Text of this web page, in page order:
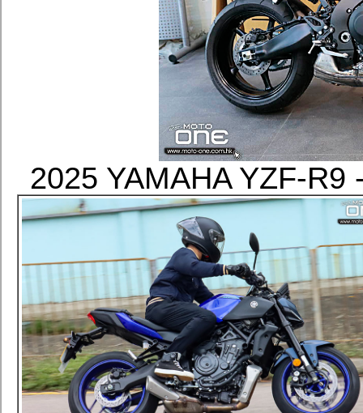
2025 YAMAHA YZF-